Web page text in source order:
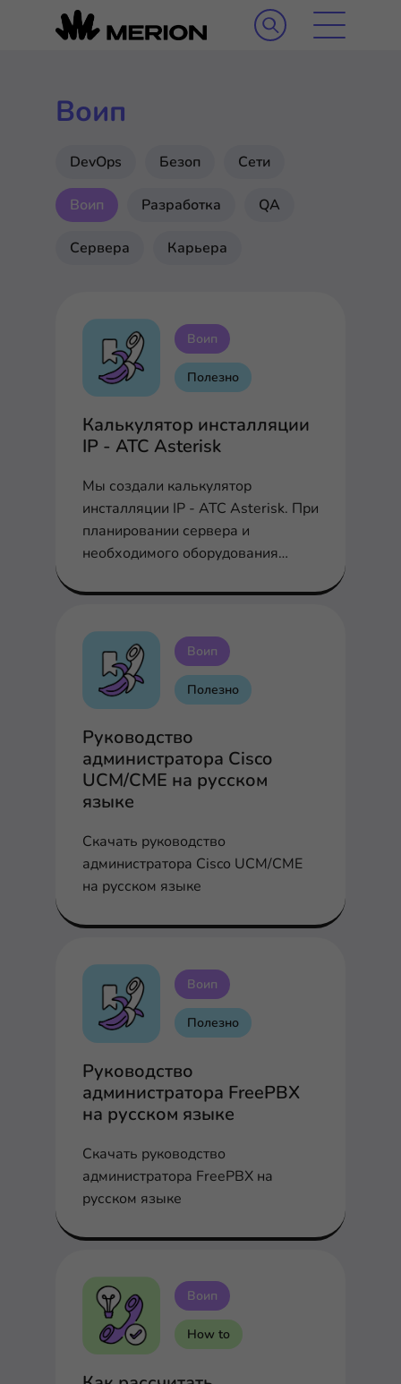
Воип
DevOps Безоп Сети
Воип Разработка QA
Сервера Карьера
Воип
Полезно
Калькулятор инсталляции
IP - АТС Asterisk
Мы создали калькулятор
инсталляции IP - АТС Asterisk. При
планировании сервера и
необходимого оборудования
для расчета производительности,
Воип
Полезно
Руководство
администратора Cisco
UCM/CME на русском
языке
Скачать руководство
администратора Cisco UCM/CME
на русском языке
Воип
Полезно
Руководство
администратора FreePBX
на русском языке
Скачать руководство
администратора FreePBX на
русском языке
Воип
How to